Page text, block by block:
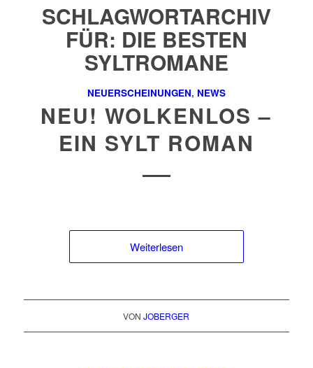
SCHLAGWORTARCHIV
FÜR: DIE BESTEN
SYLTROMANE
NEUERSCHEINUNGEN, NEWS
NEU! WOLKENLOS –
EIN SYLT ROMAN
Weiterlesen
VONJOBERGER